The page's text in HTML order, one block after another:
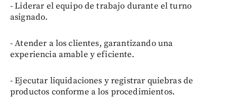
- Liderar el equipo de trabajo durante el turno
asignado.
- Atender a los clientes, garantizando una
experiencia amable y eficiente.
- Ejecutar liquidaciones y registrar quiebras de
productos conforme a los procedimientos.